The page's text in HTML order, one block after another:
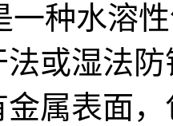
一种水溶
或湿法
金属表面